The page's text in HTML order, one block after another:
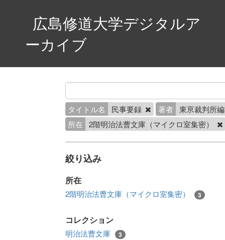
広島修道大学デジタルア
ーカイブ
タイトル名 民事要録 著者
東亰裁判所
所在
2階明治法曹文庫（マイクロ室集密）
絞り込み
所在
2階明治法曹文庫（マイクロ室集密） 3
コレクション
明治法曹文庫 3